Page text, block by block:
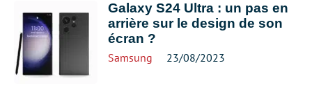
Galaxy S24 Ultra : un pas en
arrière sur le design de son
écran ?
Samsung 23/08/2023